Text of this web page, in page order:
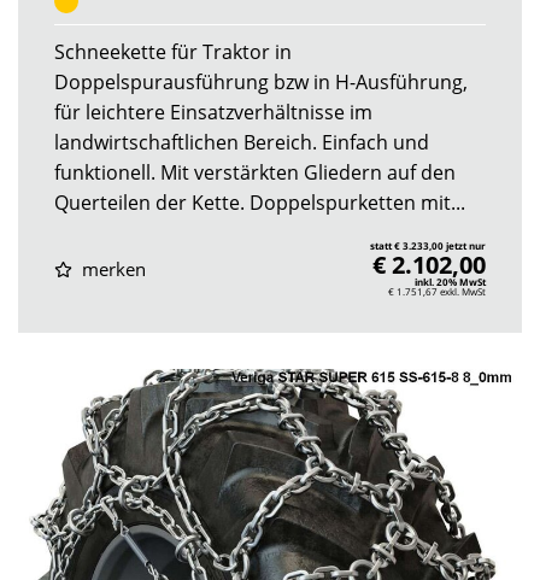
Schneekette für Traktor in
Doppelspurausführung bzw in H-Ausführung,
für leichtere Einsatzverhältnisse im
landwirtschaftlichen Bereich. Einfach und
funktionell. Mit verstärkten Gliedern auf den
Querteilen der Kette. Doppelspurketten mit...
merken
statt € 3.233,00 jetzt nur
€ 2.102,00
inkl. 20% MwSt
€ 1.751,67exkl. MwSt